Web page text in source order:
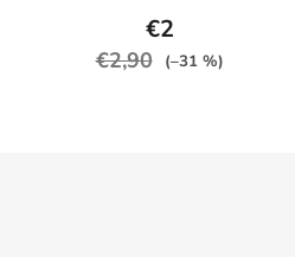
€2
€2,90 (–31 %)